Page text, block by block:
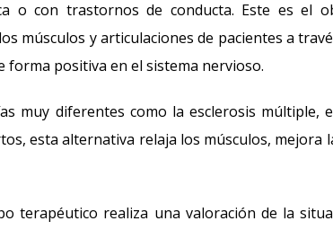
o con trastornos de conducta. Este es el
músculos y articulaciones de pacientes a
forma positiva en el sistema nervioso.
muy diferentes como la esclerosis múltiple,
esta alternativa relaja los músculos, mejora
terapéutico realiza una valoración de la